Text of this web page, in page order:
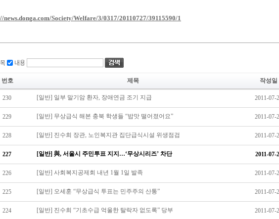
내용
번호 제목 작성일
230 [일반] 일부 말기암 환자, 장애연금 조기 지급 2011-07-
229 [일반] 무상급식 해본 충북 학생들 “밥맛 떨어졌어요” 2011-07-
228 [일반] 진수희 장관, 노인복지관 집단급식시설 위생점검 2011-07-
227 [일반] 與, 서울시 주민투표 지지…‘무상시리즈’ 차단 2011-07-
226 [일반] 사회복지공제회 내년 1월 1일 발족 2011-07-
225 [일반] 오세훈 “무상급식 투표는 민주주의 산통” 2011-07-
224 [일반] 진수희 “기초수급 억울한 탈락자 없도록” 당부 2011-07-